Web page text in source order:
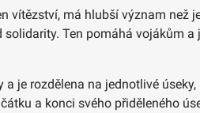
vítězství, má hlubší význam
Ten pomáhá vojákům
je rozdělena na jednotlivé
a konci svého přiděleného